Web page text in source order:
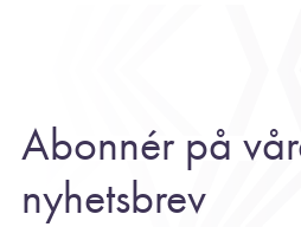
Abonnér på
nyhetsbrev